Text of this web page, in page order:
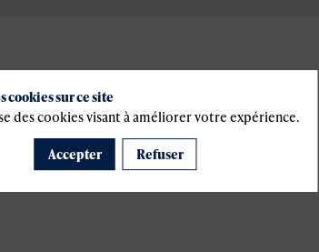
cookies sur ce site
des cookies visant à améliorer votre expérience.
Accepter Refuser